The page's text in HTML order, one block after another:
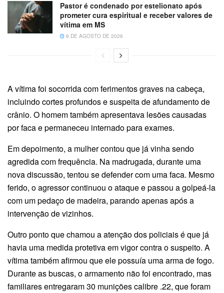
Pastor é condenado por estelionato após
prometer cura espiritual e receber valores de
vítima em MS
6 DE AGOSTO DE 2026
A vítima foi socorrida com ferimentos graves na cabeça,
incluindo cortes profundos e suspeita de afundamento de
crânio. O homem também apresentava lesões causadas
por faca e permaneceu internado para exames.
Em depoimento, a mulher contou que já vinha sendo
agredida com frequência. Na madrugada, durante uma
nova discussão, tentou se defender com uma faca. Mesmo
ferido, o agressor continuou o ataque e passou a golpeá-la
com um pedaço de madeira, parando apenas após a
intervenção de vizinhos.
Outro ponto que chamou a atenção dos policiais é que já
havia uma medida protetiva em vigor contra o suspeito. A
vítima também afirmou que ele possuía uma arma de fogo.
Durante as buscas, o armamento não foi encontrado, mas
familiares entregaram 30 munições calibre .22, que foram